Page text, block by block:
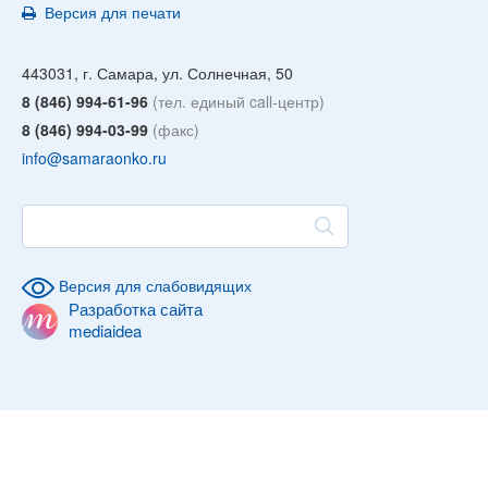
Версия для печати
443031, г. Самара, ул. Солнечная, 50
8 (846) 994-61-96 (тел. единый call-центр)
8 (846) 994-03-99 (факс)
info@samaraonko.ru
Версия для слабовидящих
Разработка сайта
mediaidea